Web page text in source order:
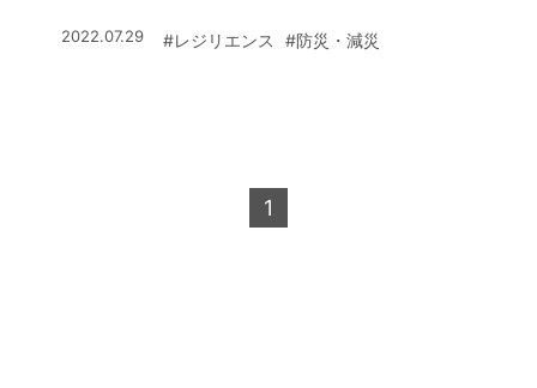
2022.07.29 #レジリエンス #防災・減災
1